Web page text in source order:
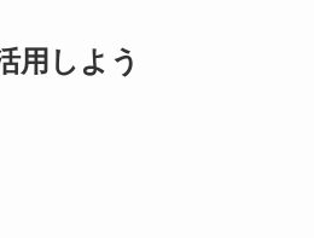
用しよう